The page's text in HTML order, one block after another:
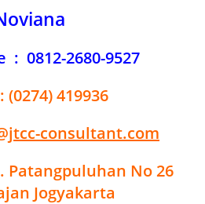
: 0812-2680-9527
(0274) 419936
consultant.com
Patangpuluhan No 26
Jogyakarta